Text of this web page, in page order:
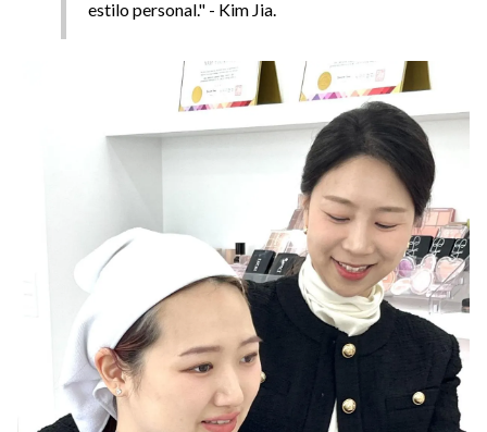
estilo personal." - Kim Jia.